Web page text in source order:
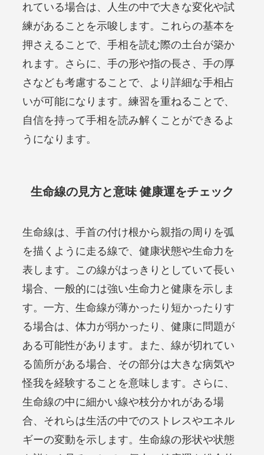
れている場合は、人生の中で大きな変化や試
練があることを示唆します。これらの基本を
押さえることで、手相を読む際の土台が築か
れます。さらに、手の形や指の長さ、手の厚
さなども考慮することで、より詳細な手相占
いが可能になります。練習を重ねることで、
自信を持って手相を読み解くことができるよ
うになります。
生命線の見方と意味 健康運をチェック
生命線は、手首の付け根から親指の周りを弧
を描くように走る線で、健康状態や生命力を
表します。この線がはっきりとしていて長い
場合、一般的には強い生命力と健康を示しま
す。一方、生命線が薄かったり短かったりす
る場合は、体力が弱かったり、健康に問題が
ある可能性があります。また、線が切れてい
る箇所がある場合、その部分は大きな病気や
怪我を経験することを意味します。さらに、
生命線の中に細かい線や枝分かれがある場
合、それらは生活の中でのストレスやエネル
ギーの変動を示します。生命線の形状や状態